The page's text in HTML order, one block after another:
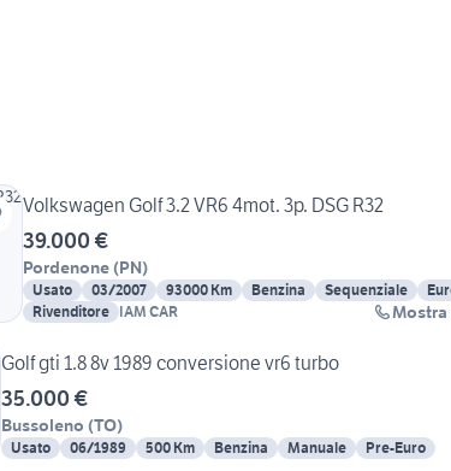
Volkswagen Golf 3.2 VR6 4mot. 3p. DSG R32
39.000 €
Pordenone (PN)
Usato 03/2007 93000 Km Benzina Sequenziale
Rivenditore IAM CAR Mostra
Golf gti 1.8 8v 1989 conversione vr6 turbo
35.000 €
Bussoleno (TO)
Usato 06/1989 500 Km Benzina Manuale Pre-Euro